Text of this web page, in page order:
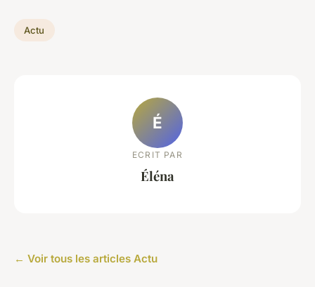
Actu
É
ECRIT PAR
Éléna
← Voir tous les articles Actu